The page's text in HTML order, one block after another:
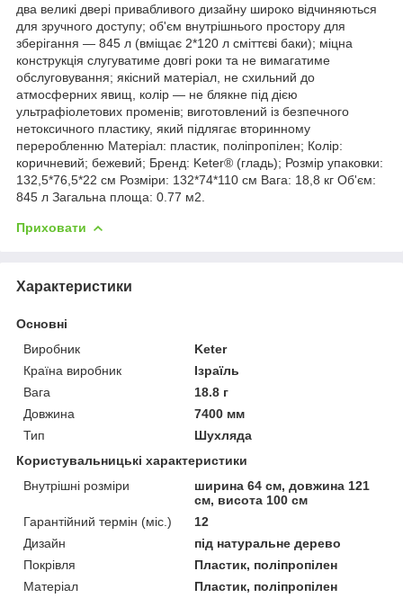
два великі двері привабливого дизайну широко відчиняються
для зручного доступу; об'єм внутрішнього простору для
зберігання — 845 л (вміщає 2*120 л сміттєві баки); міцна
конструкція слугуватиме довгі роки та не вимагатиме
обслуговування; якісний матеріал, не схильний до
атмосферних явищ, колір — не блякне під дією
ультрафіолетових променів; виготовлений із безпечного
нетоксичного пластику, який підлягає вторинному
переробленню Матеріал: пластик, поліпропілен; Колір:
коричневий; бежевий; Бренд: Keter® (гладь); Розмір упаковки:
132,5*76,5*22 см Розміри: 132*74*110 см Вага: 18,8 кг Об'єм:
845 л Загальна площа: 0.77 м2.
Приховати
Характеристики
Основні
Виробник
Keter
Країна виробник
Ізраїль
Вага
18.8 г
Довжина
7400 мм
Тип
Шухляда
Користувальницькі характеристики
Внутрішні розміри
ширина 64 см, довжина 121
см, висота 100 см
Гарантійний термін (міс.)
12
Дизайн
під натуральне дерево
Покрівля
Пластик, поліпропілен
Матеріал
Пластик, поліпропілен